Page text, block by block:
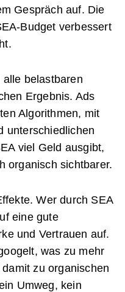
Gespräch auf. Die
Budget verbessert
belastbaren
Ergebnis. Ads
Algorithmen, mit
unterschiedlichen
viel Geld ausgibt,
organisch sichtbarer.
Wer durch SEA
eine gute
und Vertrauen auf.
was zu mehr
zu organischen
Umweg, kein